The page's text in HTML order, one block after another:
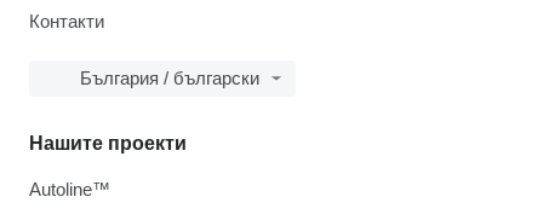
Контакти
България / български
Нашите проекти
Autoline™